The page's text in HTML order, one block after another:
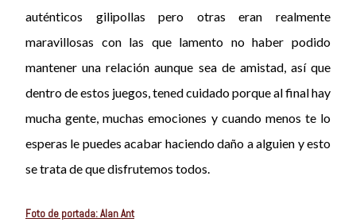
auténticos gilipollas pero otras eran realmente
maravillosas con las que lamento no haber podido
mantener una relación aunque sea de amistad, así que
dentro de estos juegos, tened cuidado porque al final hay
mucha gente, muchas emociones y cuando menos te lo
esperas le puedes acabar haciendo daño a alguien y esto
se trata de que disfrutemos todos.
Foto de portada: Alan Ant